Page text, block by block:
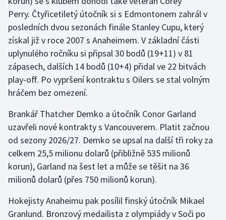
Perry. Čtyřicetiletý útočník si s Edmontonem zahrál v
posledních dvou sezonách finále Stanley Cupu, který
získal již v roce 2007 s Anaheimem. V základní části
uplynulého ročníku si připsal 30 bodů (19+11) v 81
zápasech, dalších 14 bodů (10+4) přidal ve 22 bitvách
play-off. Po vypršení kontraktu s Oilers se stal volným
hráčem bez omezení.
Brankář Thatcher Demko a útočník Conor Garland
uzavřeli nové kontrakty s Vancouverem. Platit začnou
od sezony 2026/27. Demko se upsal na další tři roky za
celkem 25,5 milionu dolarů (přibližně 535 milionů
korun), Garland na šest let a může se těšit na 36
milionů dolarů (přes 750 milionů korun).
Hokejisty Anaheimu pak posílil finský útočník Mikael
Granlund. Bronzový medailista z olympiády v Soči po